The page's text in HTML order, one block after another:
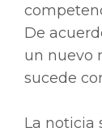
De
un nuevo
sucede
La noticia